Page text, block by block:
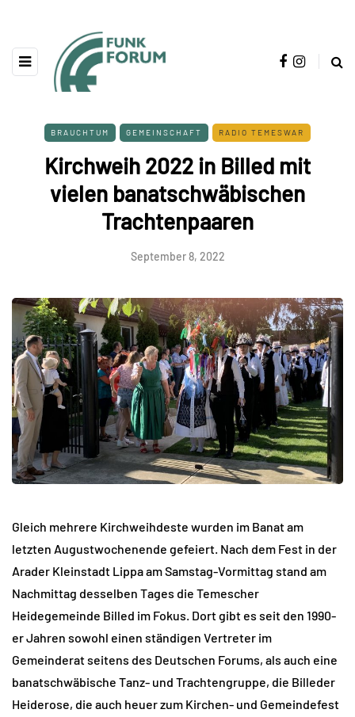
BRAUCHTUM GEMEINSCHAFT RADIO TEMESWAR
Kirchweih 2022 in Billed mit
vielen banatschwäbischen
Trachtenpaaren
September 8, 2022
Gleich mehrere Kirchweihdeste wurden im Banat am
letzten Augustwochenende gefeiert. Nach dem Fest in der
Arader Kleinstadt Lippa am Samstag-Vormittag stand am
Nachmittag desselben Tages die Temescher
Heidegemeinde Billed im Fokus. Dort gibt es seit den 1990-
er Jahren sowohl einen ständigen Vertreter im
Gemeinderat seitens des Deutschen Forums, als auch eine
banatschwäbische Tanz- und Trachtengruppe, die Billeder
Heiderose, die auch heuer zum Kirchen- und Gemeindefest